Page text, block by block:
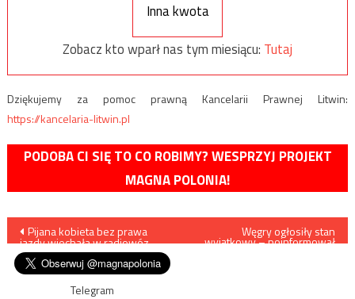
Inna kwota
Zobacz kto wparł nas tym miesiącu: Tutaj
Dziękujemy za pomoc prawną Kancelarii Prawnej Litwin:
https://kancelaria-litwin.pl
PODOBA CI SIĘ TO CO ROBIMY? WESPRZYJ PROJEKT
MAGNA POLONIA!
Nawigacja
wpisu
Pijana kobieta bez prawa
jazdy wjechała w radiowóz
Węgry ogłosiły stan
wyjątkowy – poinformował
Telegram